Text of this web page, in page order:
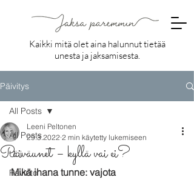
Kaikki mitä olet aina halunnut tietää
unesta ja jaksamisesta.
Päivitys
All Posts
Uni
Ravinto
All Posts
Päiväunet – kyllä vai ei?
Leeni Peltonen
29.3.2022 2 min käytetty lukemiseen
Mikä ihana tunne: vajota